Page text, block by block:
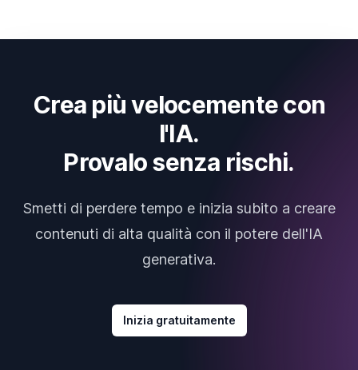
Crea più velocemente con
l'IA.
Provalo senza rischi.
Smetti di perdere tempo e inizia subito a creare
contenuti di alta qualità con il potere dell'IA
generativa.
Inizia gratuitamente